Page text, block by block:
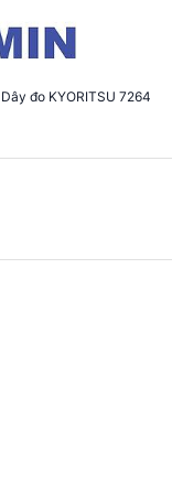
Dây đo KYORITSU 7264